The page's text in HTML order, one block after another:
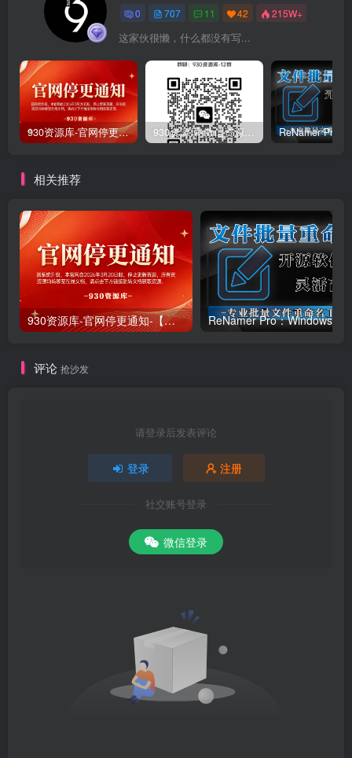
0 707 11 42 215W+
这家伙很懒，什么都没有写...
930资源库-官网停更通知-【换在线文档更新-每日更新】 930资源库-微信资源12群【限时免费】开放入群中！！！
相关推荐
930资源库-官网停更通知-【换在线文档更新-每日更新】
评论 抢沙发
请登录后发表评论
登录 注册
社交账号登录
微信登录